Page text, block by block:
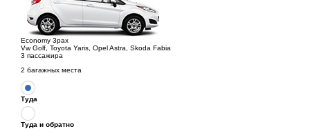
Economy 3pax
Vw Golf, Toyota Yaris, Opel Astra, Skoda Fabia
3 пассажира
2 багажных места
Туда
Туда и обратно